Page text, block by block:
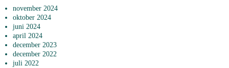
november 2024
oktober 2024
juni 2024
april 2024
december 2023
december 2022
juli 2022